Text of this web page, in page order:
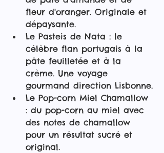
fleur d'oranger. Originale et
dépaysante.
Le Pasteis de Nata : le
célèbre flan portugais à la
pâte feuilletée et à la
crème. Une voyage
gourmand direction Lisbonne.
Le Pop-corn Miel Chamallow
: du pop-corn au miel avec
des notes de chamallow
pour un résultat sucré et
original.